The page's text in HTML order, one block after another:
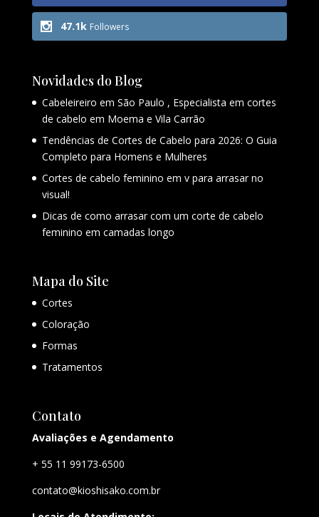
47.1k Followers
Novidades do Blog
Cabeleireiro em São Paulo , Especialista em cortes
de cabelo em Moema e Vila Carrão
Tendências de Cortes de Cabelo para 2026: O Guia
Completo para Homens e Mulheres
Cortes de cabelo feminino em v para arrasar no
visual!
Dicas de como arrasar com um corte de cabelo
feminino em camadas longo
Mapa do Site
Cortes
Coloração
Formas
Tratamentos
Contato
Avaliações e Agendamento
+ 55 11 99173-6500
contato@kioshisako.com.br